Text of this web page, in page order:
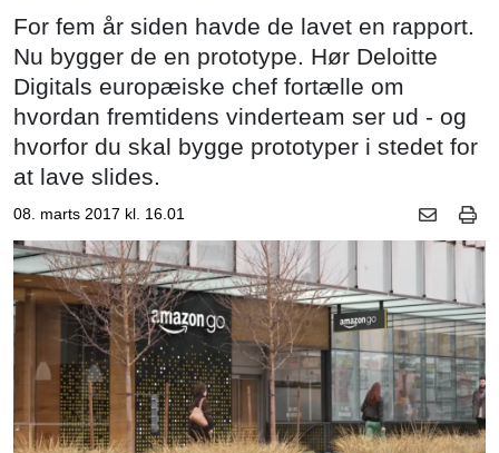
For fem år siden havde de lavet en rapport.
Nu bygger de en prototype. Hør Deloitte
Digitals europæiske chef fortælle om
hvordan fremtidens vinderteam ser ud - og
hvorfor du skal bygge prototyper i stedet for
at lave slides.
08. marts 2017 kl. 16.01